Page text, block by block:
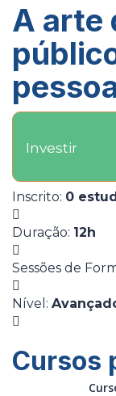
A arte
Investir
Inscrito: 0
Duração: 12h
Sessões de
Nível :
Cursos